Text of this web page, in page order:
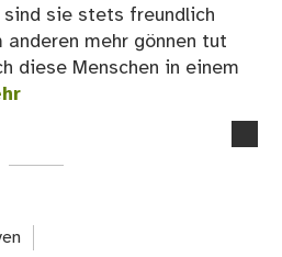
sind sie stets freundlich
anderen mehr gönnen tut
diese Menschen in einem